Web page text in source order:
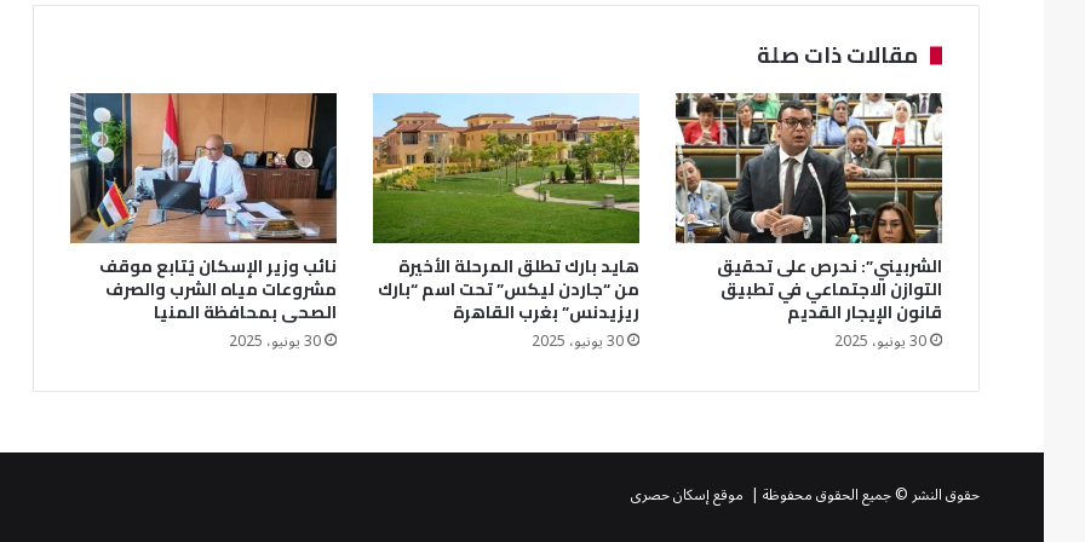
مقالات ذات صلة
الشربيني”: نحرص على تحقيق
التوازن الاجتماعي في تطبيق
قانون الإيجار القديم
30 يونيو، 2025
هايد بارك تطلق المرحلة الأخيرة
من “جاردن ليكس” تحت اسم “بارك
ريزيدنس” بغرب القاهرة
30 يونيو، 2025
نائب وزير الإسكان يُتابع موقف
مشروعات مياه الشرب والصرف
الصحى بمحافظة المنيا
30 يونيو، 2025
حقوق النشر © جميع الحقوق محفوظة | موقع إسكان حصرى